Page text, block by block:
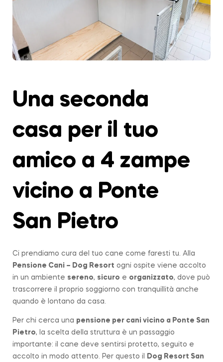
Una seconda
casa per il tuo
amico a 4 zampe
vicino a Ponte
San Pietro
Ci prendiamo cura del tuo cane come faresti tu. Alla
Pensione Cani – Dog Resort ogni ospite viene accolto
in un ambiente sereno, sicuro e organizzato, dove può
trascorrere il proprio soggiorno con tranquillità anche
quando è lontano da casa.
Per chi cerca una pensione per cani vicino a Ponte San
Pietro, la scelta della struttura è un passaggio
importante: il cane deve sentirsi protetto, seguito e
accolto in modo attento. Per questo il
Dog Resort San